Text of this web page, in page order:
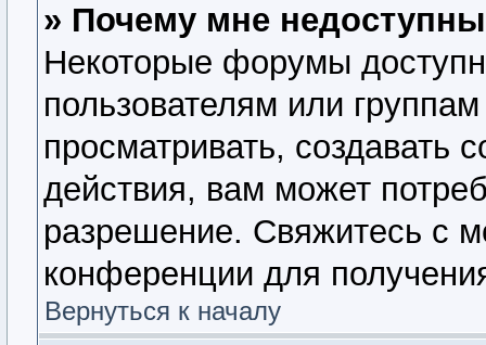
» Почему мне
Некоторые форумы
пользователям или
просматривать, создавать
действия, вам может
разрешение. Свяжитесь с
конференции для
Вернуться к началу